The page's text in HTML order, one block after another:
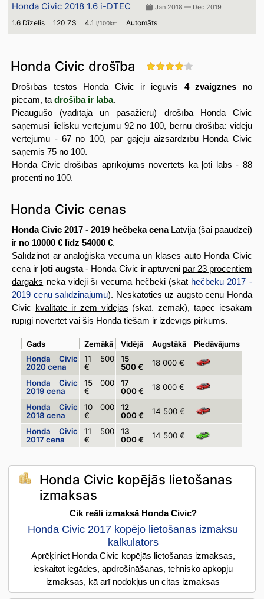
Honda Civic 2018 1.6 i-DTEC Jan 2018 — Dec 2019
1.6 Dīzelis 120 ZS 4.1l/100km Automāts
Honda Civic drošība
Drošības testos Honda Civic ir ieguvis 4 zvaigznes no
piecām, tādrošība ir laba.
Pieaugušo (vadītāja un pasažieru) drošība Honda Civic
saņēmusi lielisku vērtējumu 92 no 100, bērnu drošība: vidēju
vērtējumu - 67 no 100, par gājēju aizsardzību Honda Civic
saņēmis 75 no 100.
Honda Civic drošības aprīkojums novērtēts kā ļoti labs - 88
procenti no 100.
Honda Civic cenas
Honda Civic 2017 - 2019 hečbeka cenaLatvijā (šai paaudzei)
ir no 10000 € līdz 54000 €.
Salīdzinot ar analoģiska vecuma un klases auto Honda Civic
cena ir ļoti augsta- Honda Civic ir aptuveni par 23 procentiem
dārgāks nekā vidēji šī vecuma hečbeki (skat hečbeku 2017 -
2019 cenu salīdzinājumu). Neskatoties uz augsto cenu Honda
Civic kvalitāte ir zem vidējās (skat. zemāk), tāpēc iesakām
rūpīgi novērtēt vai šis Honda tiešām ir izdevīgs pirkums.
Gads Zemākā Vidējā Augstākā
Piedāvājums
Honda Civic
2020 cena
11 500
€
15
500 €
18 000 €
Honda Civic
2019 cena
15 000
€
17
000 €
18 000 €
Honda Civic
2018 cena
10 000
€
12
000 €
14 500 €
Honda Civic
2017 cena
11 500
€
13
000 €
14 500 €
Honda Civic kopējās lietošanas
izmaksas
Cik reāli izmaksā Honda Civic?
Honda Civic 2017 kopējo lietošanas izmaksu
kalkulators
Aprēķiniet Honda Civic kopējās lietošanas izmaksas,
ieskaitot iegādes, apdrošināšanas, tehnisko apkopju
izmaksas, kā arī nodokļus un citas izmaksas